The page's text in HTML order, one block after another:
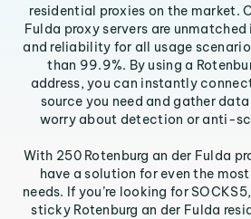
residential proxies on the market.
Fulda proxy servers are
and reliability for all usage
than 99.9%. By using a
address, you can instantly
source you need and gather
worry about detection or anti-
With 250 Rotenburg an der Fulda
have a solution for even the
needs. If you’re looking for
sticky Rotenburg an der Fulda